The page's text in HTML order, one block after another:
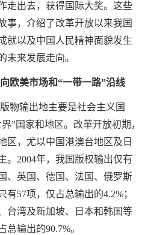
走出去，获得国际大奖。这些
事，介绍了改革开放以来我国
就以及中国人民精神面貌发生
未来发展走向。
欧美市场和“一带一路”沿线
物输出地主要是社会主义国
”国家和地区。改革开放初期，
区，尤以中国港澳台地区及日
。2004年，我国版权输出仅有
、英国、德国、法国、俄罗斯
57项，仅占总输出的4.2%；
台湾及新加坡、日本和韩国等
总输出的90.7%。